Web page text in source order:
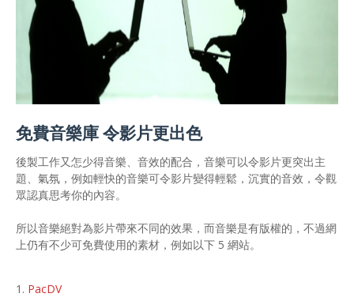
免費音樂庫 令影片更出色
後製工作又怎少得音樂、音效的配合，音樂可以令影片更突出主
題、氣氛，例如輕快的音樂可令影片變得輕鬆，沉實的音效，令觀
眾認真思考你的內容。
所以音樂絕對為影片帶來不同的效果，而音樂是有版權的，不過網
上仍有不少可免費使用的素材，例如以下 5 網站。
PacDV